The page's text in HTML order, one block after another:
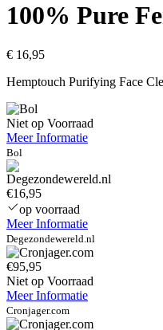
100% Pure
€ 16,95
Hemptouch Purifying Face
Niet op Voorraad
Meer Informatie
Bol
€16,95
op voorraad
Meer Informatie
Degezondewereld.nl
€95,95
Niet op Voorraad
Meer Informatie
Cronjager.com